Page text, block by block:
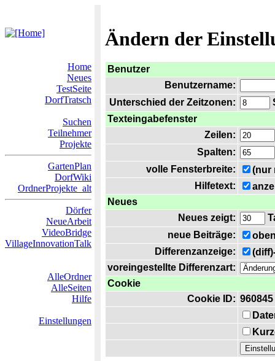
Ändern der
Home
Neues
TestSeite
DorfTratsch
Suchen
Teilnehmer
Projekte
GartenPlan
DorfWiki
OrdnerProjekte_alt
Dörfer
NeueArbeit
VideoBridge
VillageInnovationTalk
AlleOrdner
AlleSeiten
Hilfe
Einstellungen
Benutzer
Benutzername:
Unterschied der Zeitzonen:
Texteingabefenster
Zeilen:
Spalten:
volle Fensterbreite:
(nur
Hilfetext:
Neues
Neues zeigt:
neue Beiträge:
Differenzanzeige:
voreingestellte Differenzart:
Cookie
Cookie ID: 960845